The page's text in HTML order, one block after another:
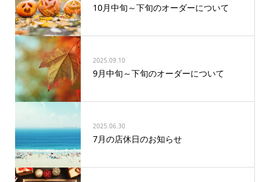
10月中旬～下旬のオーダーについて
2025.09.10
9月中旬～下旬のオーダーについて
2025.06.30
7月の店休日のお知らせ